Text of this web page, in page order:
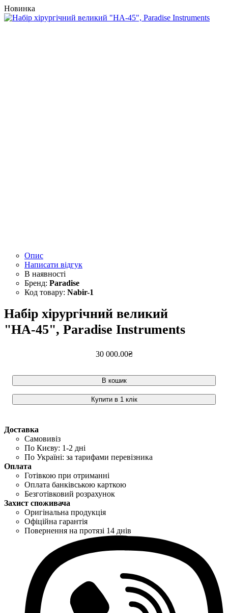
Новинка
Опис
Написати відгук
Paradise
Nabir-1
Набір хірургічний великий
"НА-45", Paradise Instruments
30 000.00₴
В кошик
Купити в 1 клік
Доставка
Самовивіз
По Києву: 1-2 дні
По Україні: за тарифами перевізника
Оплата
Готівкою при отриманні
Оплата банківською карткою
Безготівковий розрахунок
Захист споживача
Оригінальна продукція
Офіційна гарантія
Повернення на протязі 14 днів